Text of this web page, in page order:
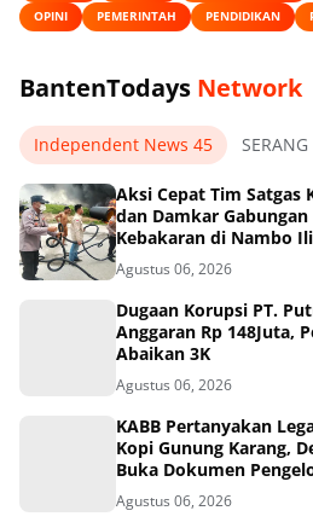
OPINI
PEMERINTAH PENDIDIKAN
BantenTodays Network
Independent News 45 SERANG
Aksi Cepat Tim Satgas
dan Damkar
Kebakaran di Nambo
Agustus 06, 2026
Dugaan Korupsi PT.
Anggaran Rp 148Juta,
Abaikan 3K
Agustus 06, 2026
KABB Pertanyakan
Kopi Gunung Karang,
Buka Dokumen
Agustus 06, 2026